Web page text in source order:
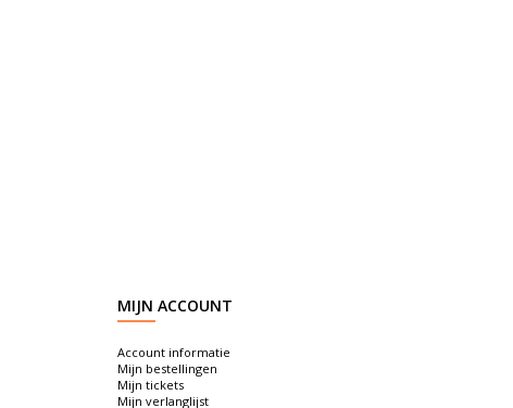
MIJN ACCOUNT
Account informatie
Mijn bestellingen
Mijn tickets
Mijn verlanglijst